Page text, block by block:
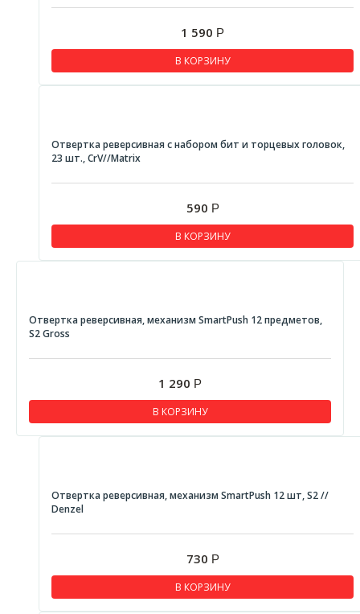
1 590 Р
В КОРЗИНУ
Отвертка реверсивная с набором бит и торцевых головок,
23 шт., CrV//Matrix
590 Р
В КОРЗИНУ
Отвертка реверсивная, механизм SmartPush 12 предметов,
S2 Gross
1 290 Р
В КОРЗИНУ
Отвертка реверсивная, механизм SmartPush 12 шт, S2 //
Denzel
730 Р
В КОРЗИНУ